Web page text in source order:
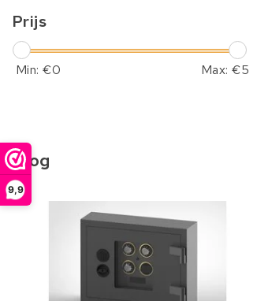
9,9
Prijs
Min: €0 Max: €5
Blog